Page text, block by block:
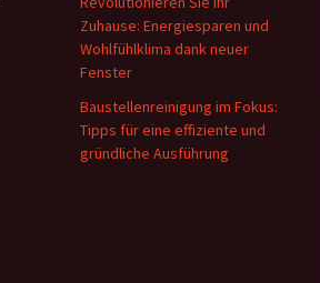
Zuhause: Energiesparen und
Wohlfühlklima dank neuer
Fenster
Baustellenreinigung im Fokus:
Tipps für eine effiziente und
gründliche Ausführung